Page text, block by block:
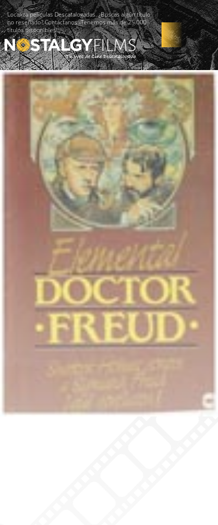
Localiza películas Descatalogadas. ¿Buscas algún título
no reseñado? Contáctanos -Tenemos más de 25.000
títulos disponibles!